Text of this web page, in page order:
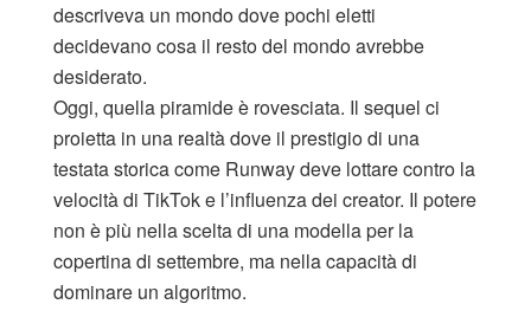
descriveva un mondo dove pochi eletti
decidevano cosa il resto del mondo avrebbe
desiderato.
​Oggi, quella piramide è rovesciata. Il sequel ci
proietta in una realtà dove il prestigio di una
testata storica come Runway deve lottare contro la
velocità di TikTok e l’influenza dei creator. Il potere
non è più nella scelta di una modella per la
copertina di settembre, ma nella capacità di
dominare un algoritmo.